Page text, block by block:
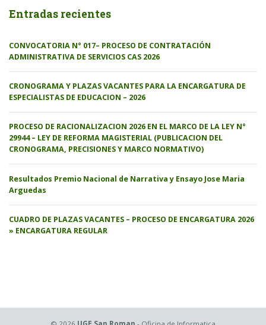
Entradas recientes
CONVOCATORIA N° 017– PROCESO DE CONTRATACIÓN
ADMINISTRATIVA DE SERVICIOS CAS 2026
CRONOGRAMA Y PLAZAS VACANTES PARA LA ENCARGATURA DE
ESPECIALISTAS DE EDUCACION – 2026
PROCESO DE RACIONALIZACION 2026 EN EL MARCO DE LA LEY N°
29944 – LEY DE REFORMA MAGISTERIAL (PUBLICACION DEL
CRONOGRAMA, PRECISIONES Y MARCO NORMATIVO)
Resultados Premio Nacional de Narrativa y Ensayo Jose Maria
Arguedas
CUADRO DE PLAZAS VACANTES – PROCESO DE ENCARGATURA 2026
» ENCARGATURA REGULAR